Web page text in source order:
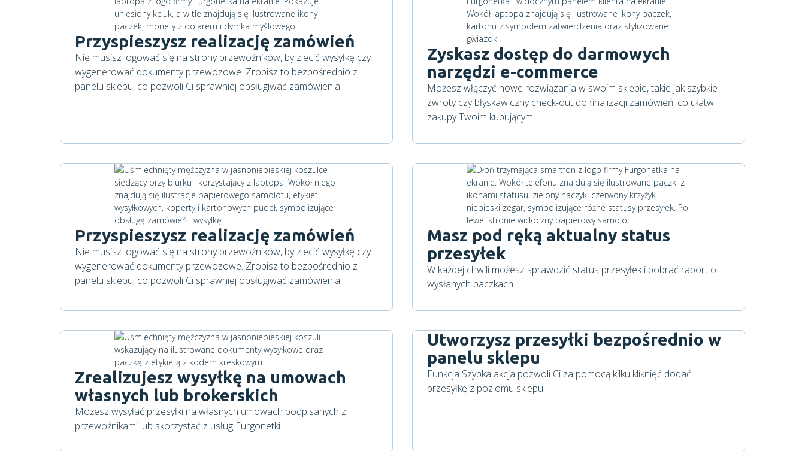
Przyspieszysz realizację zamówień
Nie musisz logować się na strony przewoźników, by zlecić wysyłkę czy
wygenerować dokumenty przewozowe. Zrobisz to bezpośrednio z
panelu sklepu, co pozwoli Ci sprawniej obsługiwać zamówienia.
Zyskasz dostęp do darmowych
narzędzi e-commerce
Możesz włączyć nowe rozwiązania w swoim sklepie, takie jak szybkie
zwroty czy błyskawiczny check-out do finalizacji zamówień, co ułatwi
zakupy Twoim kupującym.
Przyspieszysz realizację zamówień
Nie musisz logować się na strony przewoźników, by zlecić wysyłkę czy
wygenerować dokumenty przewozowe. Zrobisz to bezpośrednio z
panelu sklepu, co pozwoli Ci sprawniej obsługiwać zamówienia.
Masz pod ręką aktualny status
przesyłek
W każdej chwili możesz sprawdzić status przesyłek i pobrać raport o
wysłanych paczkach.
Zrealizujesz wysyłkę na umowach
własnych lub brokerskich
Możesz wysyłać przesyłki na własnych umowach podpisanych z
przewoźnikami lub skorzystać z usług Furgonetki.
Utworzysz przesyłki bezpośrednio w
panelu sklepu
Funkcja Szybka akcja pozwoli Ci za pomocą kilku kliknięć dodać
przesyłkę z poziomu sklepu.